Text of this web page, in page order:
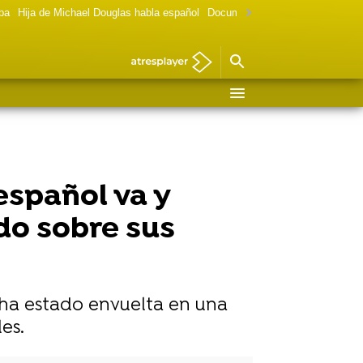
Hija de Michael Douglas habla español Documental Las chicas Gilmore
va y
sobre sus
estado envuelta en una